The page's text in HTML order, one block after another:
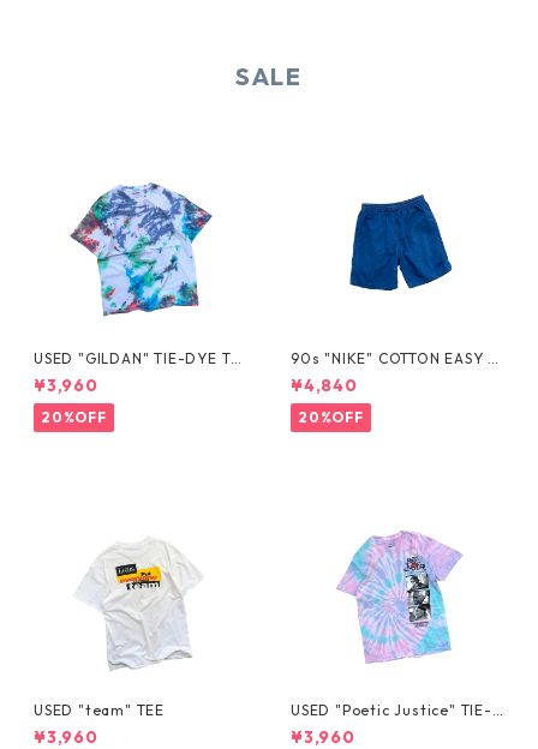
SALE
USED "GILDAN" TIE-DYE TE
E
¥3,960
20%OFF
90s "NIKE" COTTON EASY S
HORTS
¥4,840
20%OFF
USED "team" TEE
¥3,960
USED "Poetic Justice" TIE-D
YE TEE
¥3,960